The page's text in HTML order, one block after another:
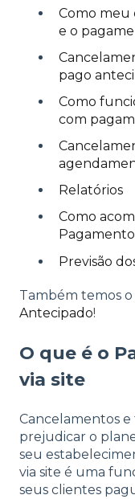
Como meu
e o
pago
Como
com
Relatórios
Como
Previsão
Também temos o
Antecipado!
O que é o
via site
Cancelamentos e
prejudicar o
seu
via site é uma
seus clientes